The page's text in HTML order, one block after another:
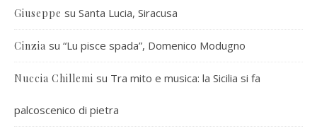
Giuseppe su Santa Lucia, Siracusa
Cinzia su “Lu pisce spada”, Domenico Modugno
Nuccia Chillemi su Tra mito e musica: la Sicilia si fa
palcoscenico di pietra